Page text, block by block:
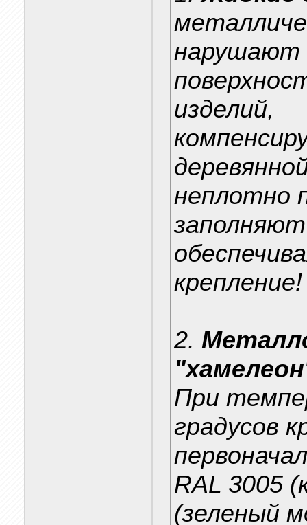
нарушают
изделий,
неплотно
крепление!
2.
"хамелеон
При
градусов
RAL 3005
(зеленый